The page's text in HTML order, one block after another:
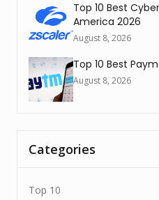
Top 10 Best
America 2026
August 8, 2026
Top 10 Best
August 8, 2026
Categories
Top 10